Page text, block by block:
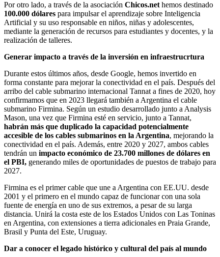
Por otro lado, a través de la asociación Chicos.nethemos destinado
100.000 dólares para impulsar el aprendizaje sobre Inteligencia
Artificial y su uso responsable en niños, niñas y adolescentes,
mediante la generación de recursos para estudiantes y docentes, y la
realización de talleres.
Generar impacto a través de la inversión en infraestrucrtura
Durante estos últimos años, desde Google, hemos invertido en
forma constante para mejorar la conectividad en el país. Después del
arribo del cable submarino internacional Tannat a fines de 2020, hoy
confirmamos que en 2023 llegará también a Argentina el cable
submarino Firmina. Según un estudio desarrollado junto a Analysis
Mason, una vez que Firmina esté en servicio, junto a Tannat,
habrán más que duplicado la capacidad potencialmente
accesible de los cables submarinos en la Argentina, mejorando la
conectividad en el país. Además, entre 2020 y 2027, ambos cables
tendrán un impacto económico de 23.700 millones de dólares en
el PBI, generando miles de oportunidades de puestos de trabajo para
2027.
Firmina es el primer cable que une a Argentina con EE.UU. desde
2001 y el primero en el mundo capaz de funcionar con una sola
fuente de energía en uno de sus extremos, a pesar de su larga
distancia. Unirá la costa este de los Estados Unidos con Las Toninas
en Argentina, con extensiones a tierra adicionales en Praia Grande,
Brasil y Punta del Este, Uruguay.
Dar a conocer el legado histórico y cultural del país al mundo